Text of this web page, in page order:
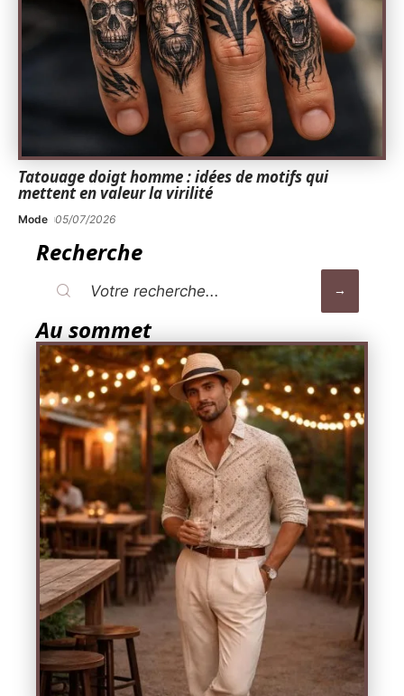
Tatouage doigt homme : idées de motifs qui
mettent en valeur la virilité
Mode 05/07/2026
Recherche
Au sommet